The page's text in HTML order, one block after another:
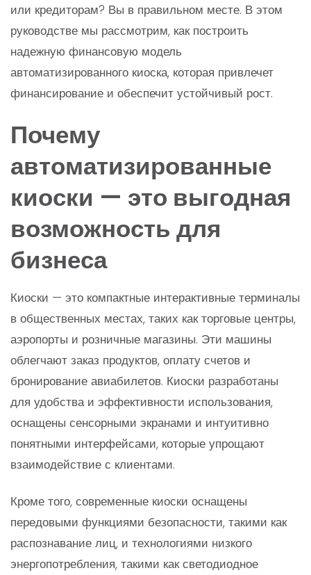
или кредиторам? Вы в правильном месте. В этом
руководстве мы рассмотрим, как построить
надежную финансовую модель
автоматизированного киоска, которая привлечет
финансирование и обеспечит устойчивый рост.
Почему
автоматизированные
киоски — это выгодная
возможность для
бизнеса
Киоски — это компактные интерактивные терминалы
в общественных местах, таких как торговые центры,
аэропорты и розничные магазины. Эти машины
облегчают заказ продуктов, оплату счетов и
бронирование авиабилетов. Киоски разработаны
для удобства и эффективности использования,
оснащены сенсорными экранами и интуитивно
понятными интерфейсами, которые упрощают
взаимодействие с клиентами.
Кроме того, современные киоски оснащены
передовыми функциями безопасности, такими как
распознавание лиц, и технологиями низкого
энергопотребления, такими как светодиодное